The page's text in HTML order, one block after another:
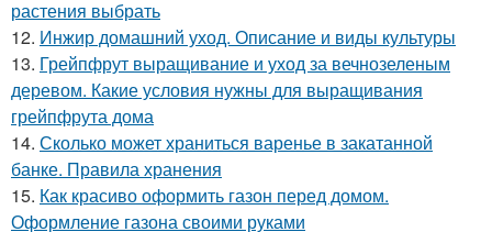
растения выбрать
12. Инжир домашний уход. Описание и виды культуры
13. Грейпфрут выращивание и уход за вечнозеленым
деревом. Какие условия нужны для выращивания
грейпфрута дома
14. Сколько может храниться варенье в закатанной
банке. Правила хранения
15. Как красиво оформить газон перед домом.
Оформление газона своими руками